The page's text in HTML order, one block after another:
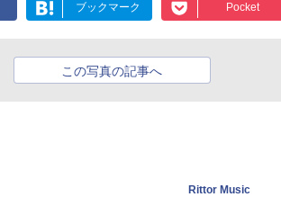
ブックマーク Pocket
この写真の記事へ
Rittor Music